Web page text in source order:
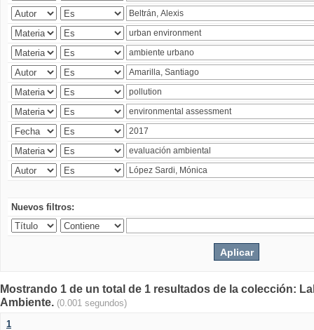
Nuevos filtros:
Mostrando 1 de un total de 1 resultados de la colección:
Ambiente. (0.001 segundos)
1